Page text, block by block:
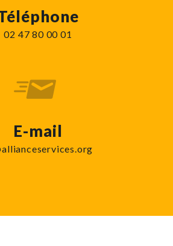
02 47 80 00 01
E-mail